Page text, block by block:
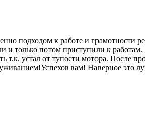
подходом к работе и грамотности
и только потом приступили к
т.к. устал от тупости мотора. После
вам! Наверное это